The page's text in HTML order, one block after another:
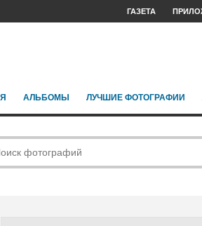
ГАЗЕТА
АЛЬБОМЫ ЛУЧШИЕ ФОТОГРАФИИ